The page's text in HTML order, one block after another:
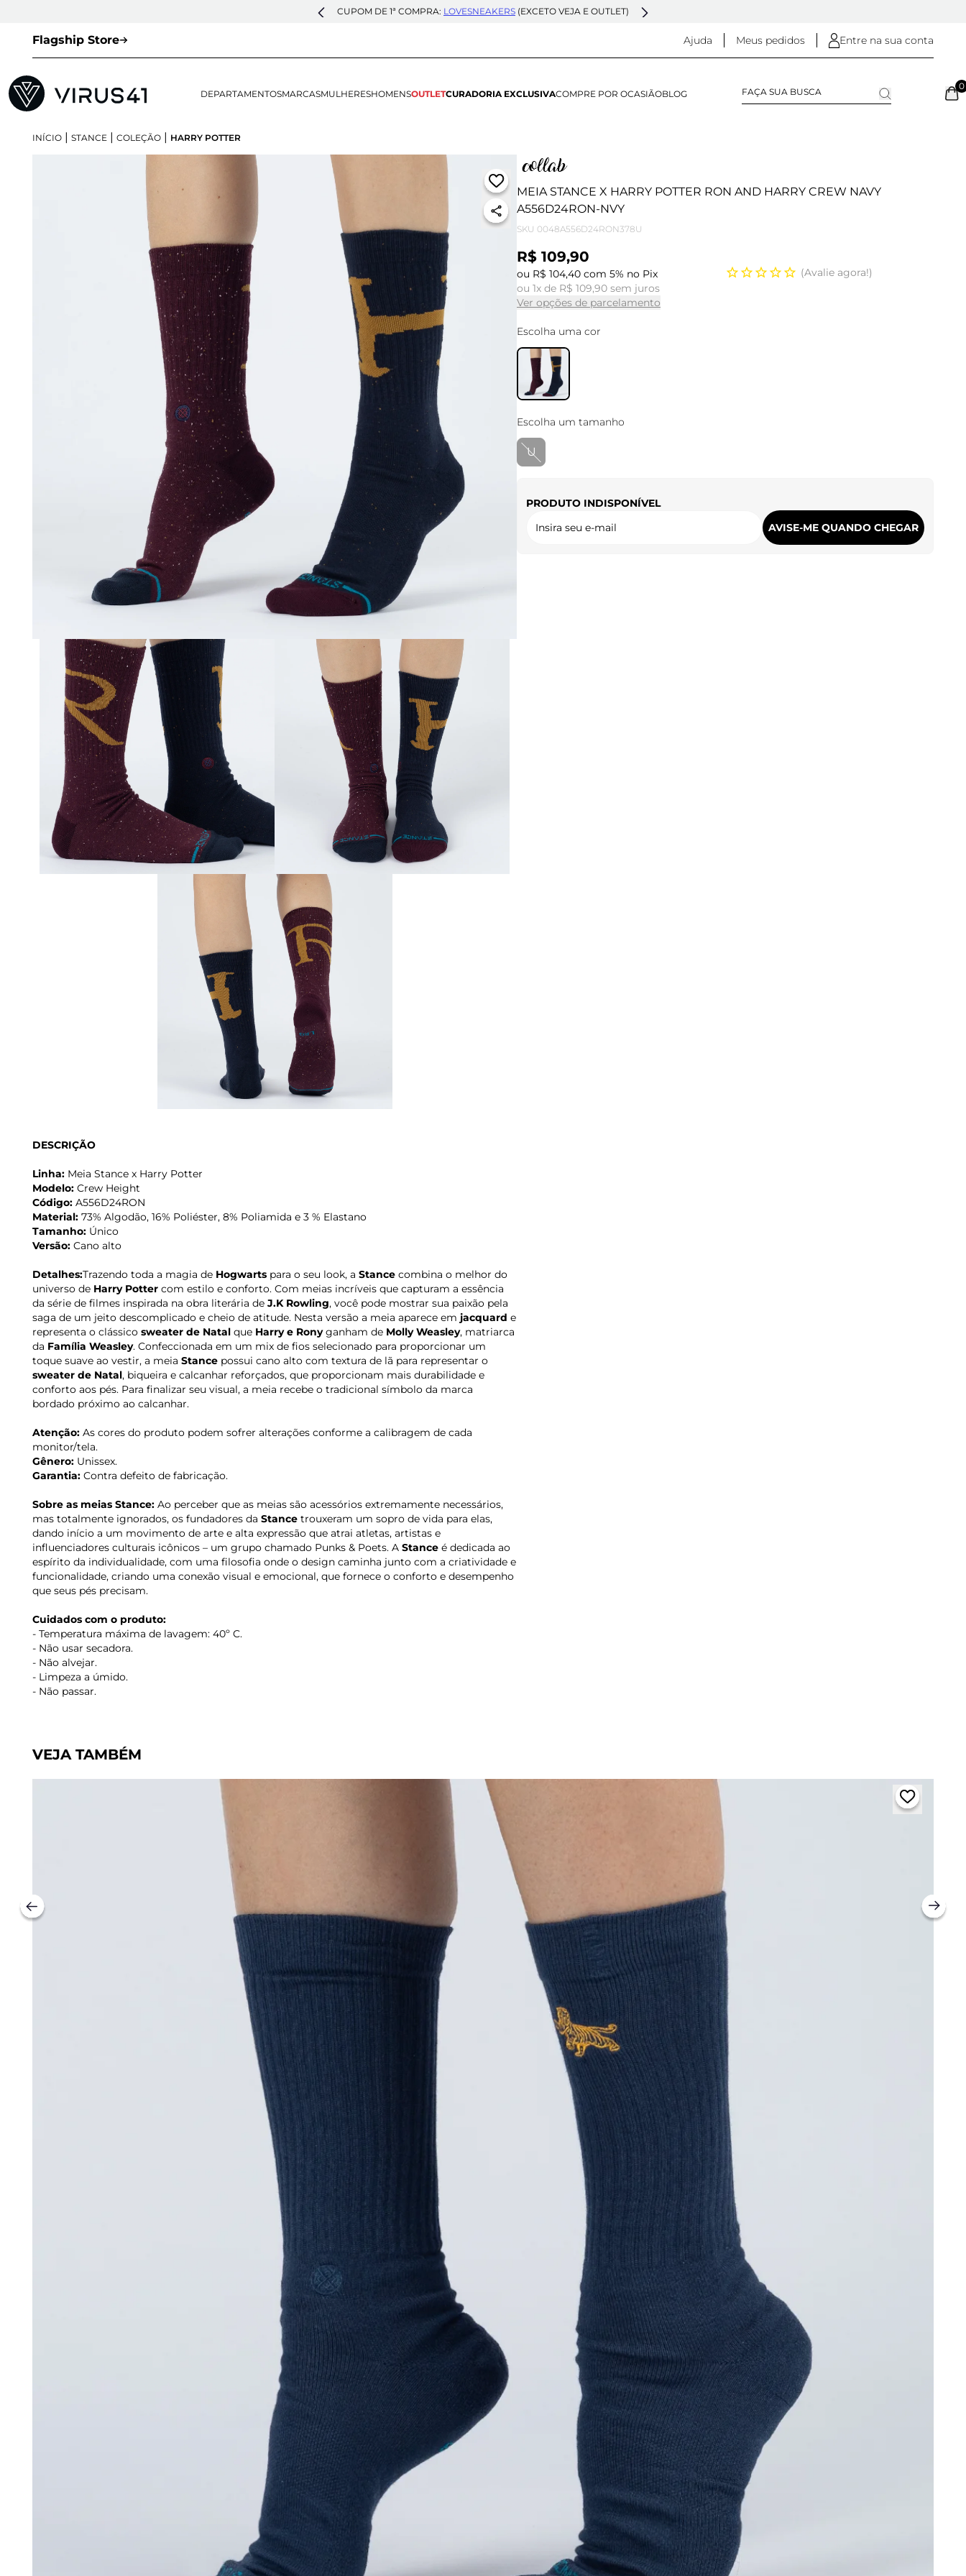
CUPOM DE 1ª COMPRA: LOVESNEAKERS (EXCETO VEJA E OUTLET)
Flagship Store Ajuda Meus pedidos Entre na sua conta
DEPARTAMENTOSMARCASMULHERESHOMENSOUTLETCURADORIA EXCLUSIVACOMPRE POR OCASIÃOBLOG
0
INÍCIO | STANCE | COLEÇÃO | HARRY POTTER
DESCRIÇÃO
Linha: Meia Stance x Harry Potter
Modelo: Crew Height
Código: A556D24RON
Material: 73% Algodão, 16% Poliéster, 8% Poliamida e 3 % Elastano
Tamanho: Único
Versão: Cano alto
Detalhes:Trazendo toda a magia de Hogwarts para o seu look, a Stance combina o melhor do
universo de Harry Potter com estilo e conforto. Com meias incríveis que capturam a essência
da série de filmes inspirada na obra literária de J.K Rowling, você pode mostrar sua paixão pela
saga de um jeito descomplicado e cheio de atitude. Nesta versão a meia aparece em jacquard e
representa o clássico sweater de Natal que Harry e Ronyganham de Molly Weasley, matriarca
da Família Weasley. Confeccionada em um mix de fios selecionado para proporcionar um
toque suave ao vestir, a meia Stance possui cano alto com textura de lã para representar o
sweater de Natal, biqueira e calcanhar reforçados, que proporcionam mais durabilidade e
conforto aos pés. Para finalizar seu visual, a meia recebe o tradicional símbolo da marca
bordado próximo ao calcanhar.
Atenção: As cores do produto podem sofrer alterações conforme a calibragem de cada
monitor/tela.
Gênero: Unissex.
Garantia: Contra defeito de fabricação.
Sobre as meias Stance: Ao perceber que as meias são acessórios extremamente necessários,
mas totalmente ignorados, os fundadores da Stance trouxeram um sopro de vida para elas,
dando início a um movimento de arte e alta expressão que atrai atletas, artistas e
influenciadores culturais icônicos – um grupo chamado Punks & Poets. A Stance é dedicada ao
espírito da individualidade, com uma filosofia onde o design caminha junto com a criatividade e
funcionalidade, criando uma conexão visual e emocional, que fornece o conforto e desempenho
que seus pés precisam.
Cuidados com o produto:
- Temperatura máxima de lavagem: 40º C.
- Não usar secadora.
- Não alvejar.
- Limpeza a úmido.
- Não passar.
MEIA STANCE X HARRY POTTER RON AND HARRY CREW NAVY
A556D24RON-NVY
SKU 0048A556D24RON378U
R$ 109,90
ou R$ 104,40 com 5% no Pix
ou 1x de R$ 109,90 sem juros
Ver opções de parcelamento
Avalie agora!
Escolha uma cor
Escolha um tamanho
U
PRODUTO INDISPONÍVEL
AVISE-ME QUANDO CHEGAR
VEJA TAMBÉM